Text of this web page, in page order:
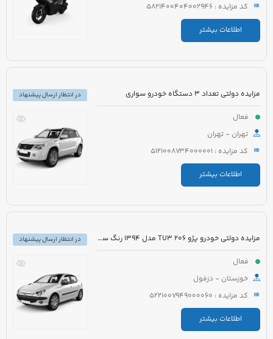
کد مزایده : 5821400404002946
اطلاعات بیشتر
مزایده دولتی تعداد 3 دستگاه خودرو سواری
فعال
تهران - تهران
کد مزایده : 5121008734000001
اطلاعات بیشتر
در انتظار ارسال پیشنهاد
مزایده دولتی خودرو پژو 206 TU3 مدل 1394 رنگ سفید
فعال
خوزستان - دزفول
کد مزایده : 5221007949000060
اطلاعات بیشتر
در انتظار ارسال پیشنهاد